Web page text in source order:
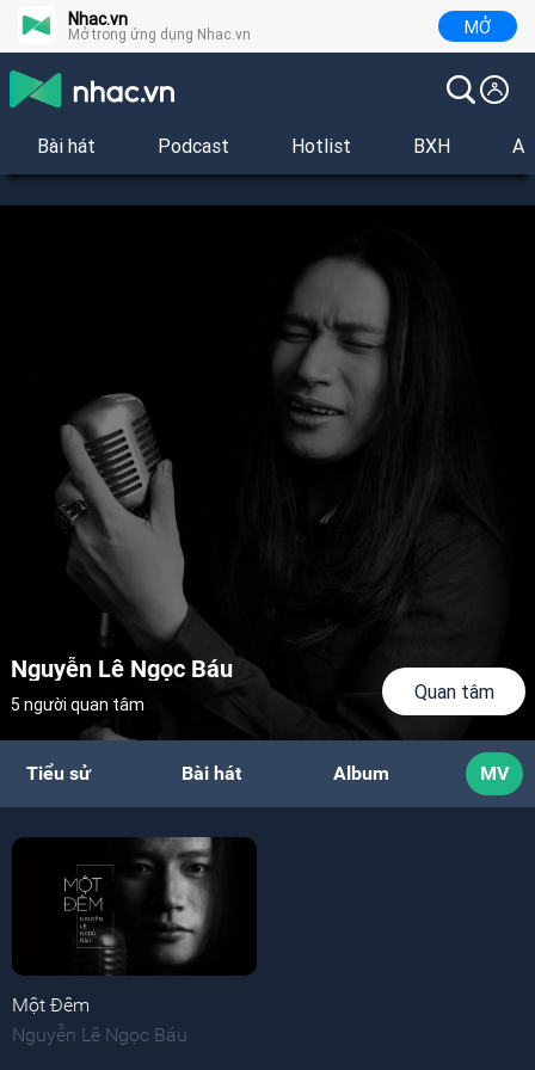
Nhac.vn
Mở trong ứng dụng Nhac.vn MỞ
Bài hát Podcast Hotlist BXH
Nguyễn Lê Ngọc Báu
5 người quan tâm
Quan tâm
Tiểu sử Bài hát Album MV
Một Đêm
Nguyễn Lê Ngọc Báu